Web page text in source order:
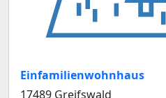
Einfamilienwohnhaus
17489 Greifswald